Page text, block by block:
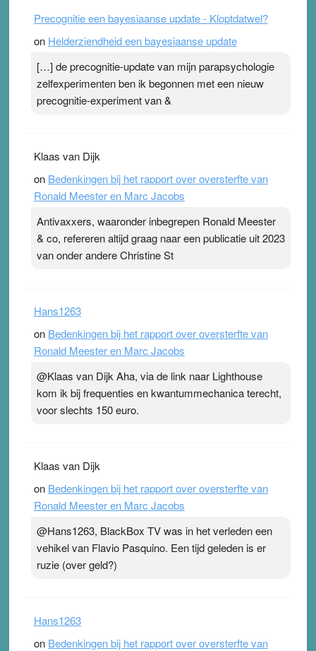
topsporters. Ze hopen ermee hun hartslag te verlagen
terwijl ze meer zuurstof opnemen. Daarop heeft zo’n
ademen’ kan goud waard zijn. Door…Lees meer
Pleisterplakkers in de topspsort ›[...]
Precognitie een bayesiaanse update - Kloptdatwel?
on Helderziendheid een bayesiaanse update
[…] de precognitie-update van mijn parapsychologie
zelfexperimenten ben ik begonnen met een nieuw
precognitie-experiment van &
Klaas van Dijk
on Bedenkingen bij het rapport over oversterfte van
Ronald Meester en Marc Jacobs
Antivaxxers, waaronder inbegrepen Ronald Meester
& co, refereren altijd graag naar een publicatie uit 2023
van onder andere Christine St
Hans1263
on Bedenkingen bij het rapport over oversterfte van
Ronald Meester en Marc Jacobs
@Klaas van Dijk Aha, via de link naar Lighthouse
kom ik bij frequenties en kwantummechanica terecht,
voor slechts 150 euro.
Klaas van Dijk
on Bedenkingen bij het rapport over oversterfte van
Ronald Meester en Marc Jacobs
@Hans1263, BlackBox TV was in het verleden een
vehikel van Flavio Pasquino. Een tijd geleden is er
ruzie (over geld?)
Hans1263
on Bedenkingen bij het rapport over oversterfte van